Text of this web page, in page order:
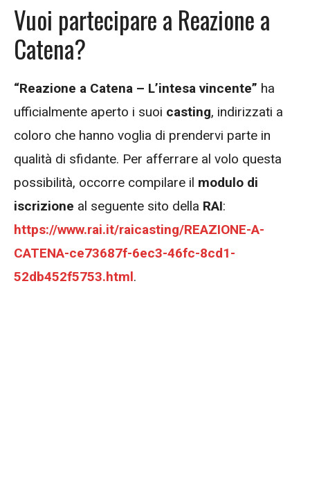
Vuoi partecipare a Reazione a
Catena?
“Reazione a Catena – L’intesa vincente” ha
ufficialmente aperto i suoi casting, indirizzati a
coloro che hanno voglia di prendervi parte in
qualità di sfidante. Per afferrare al volo questa
possibilità, occorre compilare il modulo di
iscrizione al seguente sito della RAI:
https://www.rai.it/raicasting/REAZIONE-A-
CATENA-ce73687f-6ec3-46fc-8cd1-
52db452f5753.html.